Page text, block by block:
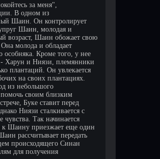
за меня",
В одном из
Шаин. Он контролирует
Шаин, молодая и
возраст, Шаин обожает свою
молода и обладает
особняка. Кроме того, у нее
- Харун и Ниязи, племянники
плантаций. Он увлекается
на своих плантациях.
из небольшого
помочь своим близким
Буке ставит перед
Ниязи сталкивается с
чувства. Так начинается
к Шаину приезжает еще один
рассчитывает передать
происходящего Синан
для получения